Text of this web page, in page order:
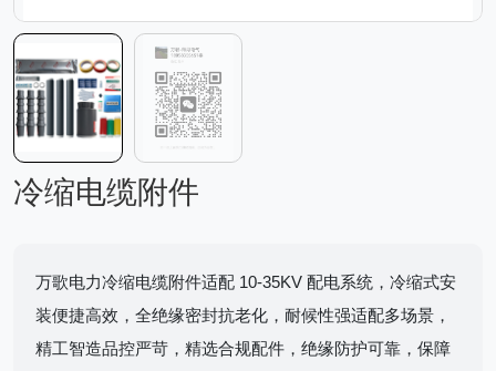
冷缩电缆附件
万歌电力冷缩电缆附件适配 10-35KV 配电系统，冷缩式安
装便捷高效，全绝缘密封抗老化，耐候性强适配多场景，
精工智造品控严苛，精选合规配件，绝缘防护可靠，保障